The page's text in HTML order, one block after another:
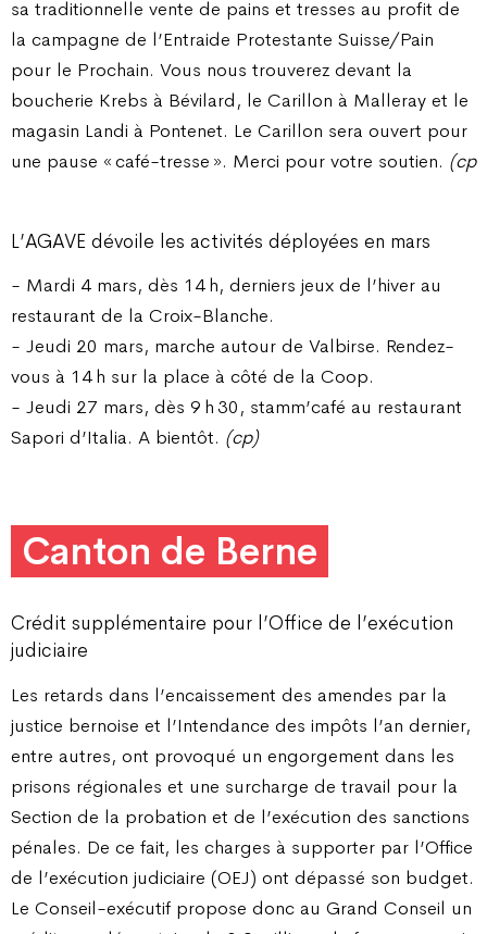
sa traditionnelle vente de pains et tresses au profit de
la campagne de l’Entraide Protestante Suisse/Pain
pour le Prochain. Vous nous trouverez devant la
boucherie Krebs à Bévilard, le Carillon à Malleray et le
magasin Landi à Pontenet. Le Carillon sera ouvert pour
une pause « café-tresse ». Merci pour votre soutien. (cp
L’AGAVE dévoile les activités déployées en mars
- Mardi 4 mars, dès 14 h, derniers jeux de l’hiver au
restaurant de la Croix-Blanche.
- Jeudi 20 mars, marche autour de Valbirse. Rendez-
vous à 14 h sur la place à côté de la Coop.
- Jeudi 27 mars, dès 9 h 30, stamm’café au restaurant
Sapori d’Italia. A bientôt. (cp)
Canton de Berne
Crédit supplémentaire pour l’Office de l’exécution
judiciaire
Les retards dans l’encaissement des amendes par la
justice bernoise et l’Intendance des impôts l’an dernier,
entre autres, ont provoqué un engorgement dans les
prisons régionales et une surcharge de travail pour la
Section de la probation et de l’exécution des sanctions
pénales. De ce fait, les charges à supporter par l’Office
de l’exécution judiciaire (OEJ) ont dépassé son budget.
Le Conseil-exécutif propose donc au Grand Conseil un